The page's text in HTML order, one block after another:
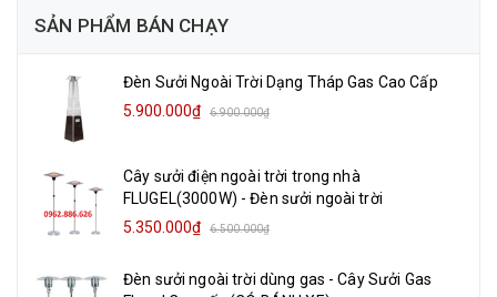
SẢN PHẨM BÁN CHẠY
Đèn Sưởi Ngoài Trời Dạng Tháp Gas Cao Cấp
5.900.000₫
6.900.000₫
Cây sưởi điện ngoài trời trong nhà
FLUGEL(3000W) - Đèn sưởi ngoài trời
5.350.000₫
6.500.000₫
Đèn sưởi ngoài trời dùng gas - Cây Sưởi Gas